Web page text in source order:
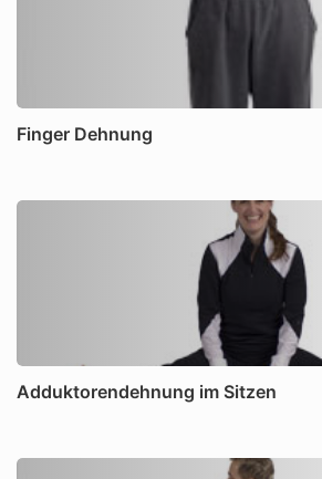
Finger Dehnung
Adduktorendehnung im Sitzen